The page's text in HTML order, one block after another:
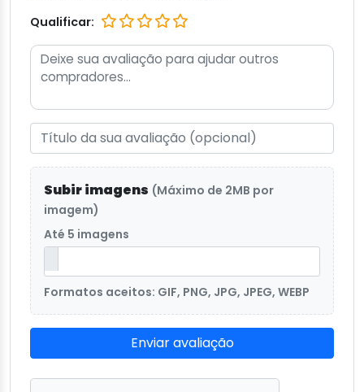
Qualificar:
Subir imagens (Máximo de 2MB por
imagem)
Até 5 imagens
Formatos aceitos: GIF, PNG, JPG, JPEG, WEBP
Enviar avaliação